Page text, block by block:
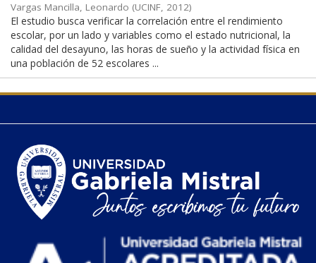
Vargas Mancilla, Leonardo (UCINF, 2012)
El estudio busca verificar la correlación entre el rendimiento
escolar, por un lado y variables como el estado nutricional, la
calidad del desayuno, las horas de sueño y la actividad física en
una población de 52 escolares ...